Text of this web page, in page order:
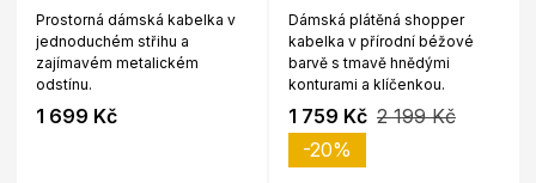
Prostorná dámská kabelka v
jednoduchém střihu a
zajímavém metalickém
odstínu.
1 699 Kč
Dámská plátěná shopper
kabelka v přírodní béžové
barvě s tmavě hnědými
konturami a klíčenkou.
1 759 Kč 2 199 Kč
-20%